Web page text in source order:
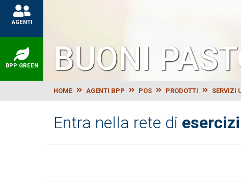
AGENTI
BPP GREEN BUONI
HOME AGENTI BPP POS PRODOTTI SERVIZI
Entra nella rete di